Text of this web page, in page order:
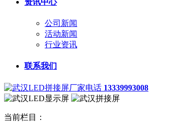
资讯中心
公司新闻
活动新闻
行业资讯
联系我们
13339993008
当前栏目：